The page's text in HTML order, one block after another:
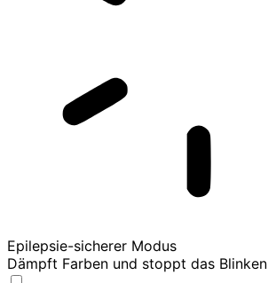
Epilepsie-sicherer Modus
Dämpft Farben und stoppt das Blinken